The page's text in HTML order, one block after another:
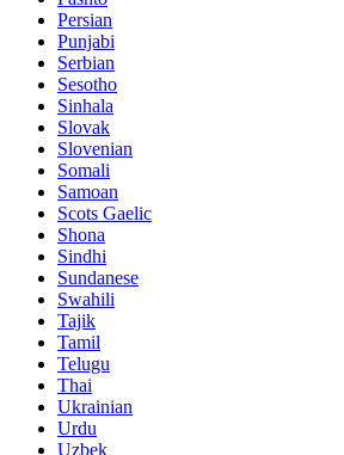
Persian
Punjabi
Serbian
Sesotho
Sinhala
Slovak
Slovenian
Somali
Samoan
Scots Gaelic
Shona
Sindhi
Sundanese
Swahili
Tajik
Tamil
Telugu
Thai
Ukrainian
Urdu
Uzbek